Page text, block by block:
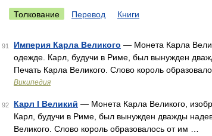
Толкование Перевод Книги
91 Империя Карла Великого — Монета Карла
одежде. Карл, будучи в Риме, был вынужден
Печать Карла Великого. Слово король
Википедия
92 Карл I Великий — Монета Карла Великого,
Карл, будучи в Риме, был вынужден дважды
Великого. Слово король образовалось от им …